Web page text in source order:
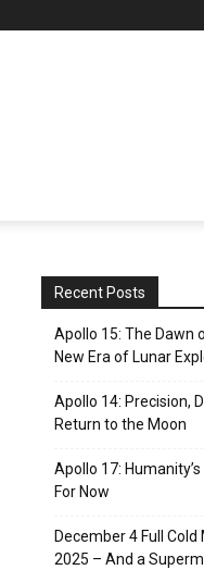
Recent Posts
Apollo 15: The Dawn
New Era of Lunar
Apollo 14: Precision,
Return to the Moon
Apollo 17:
For Now
December 4 Full
2025 – And a